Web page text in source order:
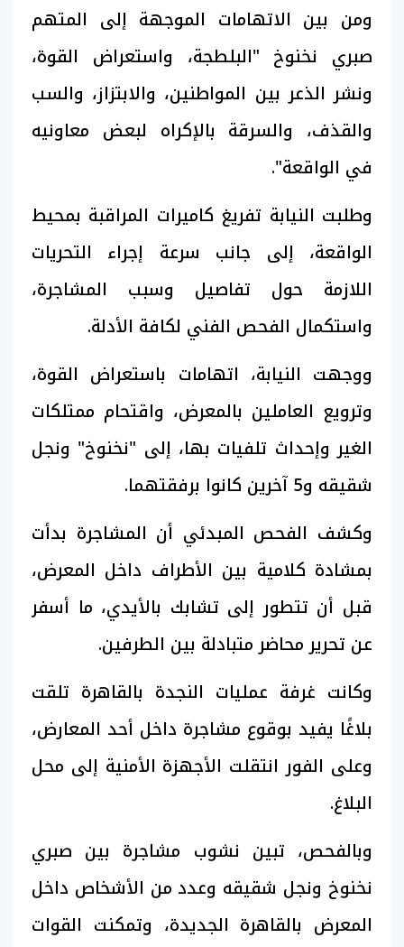
ومن بين الاتهامات الموجهة إلى المتهم
صبري نخنوخ "البلطجة، واستعراض القوة،
ونشر الذعر بين المواطنين، والابتزاز، والسب
والقذف، والسرقة بالإكراه لبعض معاونيه
في الواقعة".
وطلبت النيابة تفريغ كاميرات المراقبة بمحيط
الواقعة، إلى جانب سرعة إجراء التحريات
اللازمة حول تفاصيل وسبب المشاجرة،
واستكمال الفحص الفني لكافة الأدلة.
ووجهت النيابة، اتهامات باستعراض القوة،
وترويع العاملين بالمعرض، واقتحام ممتلكات
الغير وإحداث تلفيات بها، إلى "نخنوخ" ونجل
شقيقه و5 آخرين كانوا برفقتهما.
وكشف الفحص المبدئي أن المشاجرة بدأت
بمشادة كلامية بين الأطراف داخل المعرض،
قبل أن تتطور إلى تشابك بالأيدي، ما أسفر
عن تحرير محاضر متبادلة بين الطرفين.
وكانت غرفة عمليات النجدة بالقاهرة تلقت
بلاغًا يفيد بوقوع مشاجرة داخل أحد المعارض،
وعلى الفور انتقلت الأجهزة الأمنية إلى محل
البلاغ.
وبالفحص، تبين نشوب مشاجرة بين صبري
نخنوخ ونجل شقيقه وعدد من الأشخاص داخل
المعرض بالقاهرة الجديدة، وتمكنت القوات